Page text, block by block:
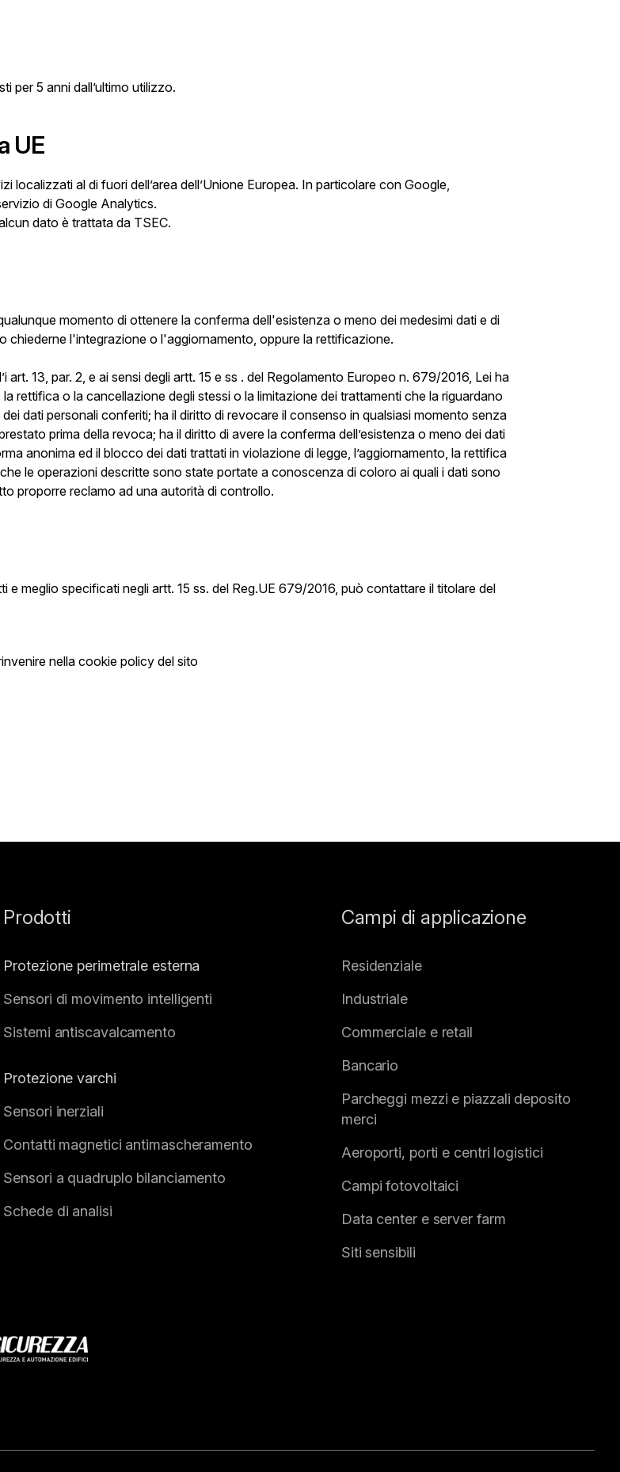
per 5 anni dall’ultimo utilizzo.
UE
al di fuori dell’area dell’Unione Europea. In particolare con Google,
di Google Analytics.
dato è trattata da TSEC.
momento di ottenere la conferma dell'esistenza o meno dei medesimi dati e di
l'integrazione o l'aggiornamento, oppure la rettificazione.
13, par. 2, e ai sensi degli artt. 15 e ss . del Regolamento Europeo n. 679/2016, Lei ha
rettifica o la cancellazione degli stessi o la limitazione dei trattamenti che la riguardano
dati personali conferiti; ha il diritto di revocare il consenso in qualsiasi momento senza
prima della revoca; ha il diritto di avere la conferma dell’esistenza o meno dei dati
anonima ed il blocco dei dati trattati in violazione di legge, l’aggiornamento, la rettifica
le operazioni descritte sono state portate a conoscenza di coloro ai quali i dati sono
proporre reclamo ad una autorità di controllo.
e meglio specificati negli artt. 15 ss. del Reg.UE 679/2016, può contattare il titolare del
nella cookie policy del sito
Prodotti
Protezione perimetrale esterna
Sensori di movimento intelligenti
Sistemi antiscavalcamento
Protezione varchi
Sensori inerziali
Contatti magnetici antimascheramento
Sensori a quadruplo bilanciamento
Schede di analisi
Campi di applicazione
Residenziale
Industriale
Commerciale e retail
Bancario
Parcheggi mezzi e piazzali deposito
merci
Aeroporti, porti e centri logistici
Campi fotovoltaici
Data center e server farm
Siti sensibili